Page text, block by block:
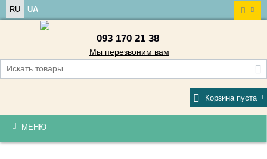
RU UA
093 170 21 38
Мы перезвоним вам
Корзина пуста
МЕНЮ